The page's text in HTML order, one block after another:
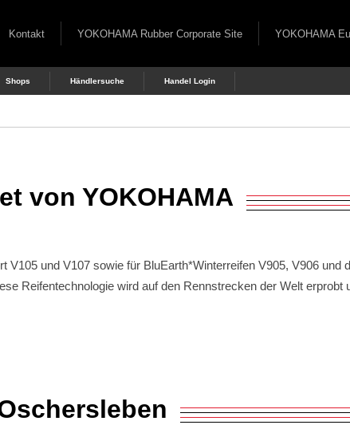
Kontakt YOKOHAMA Rubber Corporate Site YOKOHAMA
Shops Händlersuche Handel Login
von YOKOHAMA
und V107 sowie für BluEarth*Winterreifen V905, V906 und
Reifentechnologie wird auf den Rennstrecken der Welt erprobt